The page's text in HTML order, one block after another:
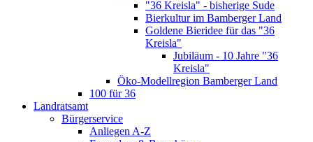
"36 Kreisla" - bisherige Sude
Bierkultur im Bamberger Land
Goldene Bieridee für das "36
Kreisla"
Jubiläum - 10 Jahre "36
Kreisla"
Öko-Modellregion Bamberger Land
100 für 36
Landratsamt
Bürgerservice
Anliegen A-Z